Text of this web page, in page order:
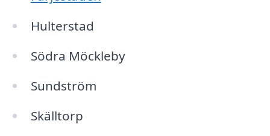
Hulterstad
Södra Möckleby
Sundström
Skälltorp